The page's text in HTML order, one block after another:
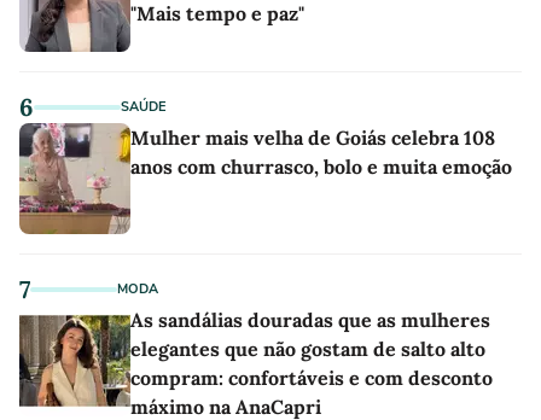
"Mais tempo e paz"
6 SAÚDE
Mulher mais velha de Goiás celebra 108
anos com churrasco, bolo e muita emoção
7 MODA
As sandálias douradas que as mulheres
elegantes que não gostam de salto alto
compram: confortáveis e com desconto
máximo na AnaCapri